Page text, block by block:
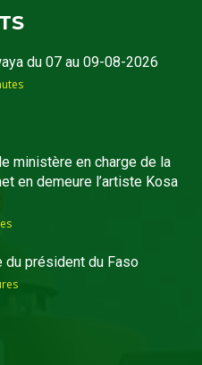
du 07 au 09-08-2026
ministère en charge de la
en demeure l’artiste Kosa
du président du Faso